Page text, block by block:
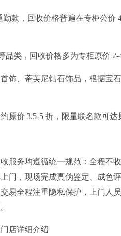
款，回收价格普遍在专柜公价
类，回收价格多为专柜原价 2-4
饰、蒂芙尼钻石饰品，根据宝
原价 3.5-5 折，限量联名款可达
服务均遵循统一规范：全程不
门，现场完成真伪鉴定、成色
易全程注重隐私保护，上门人
店详细介绍